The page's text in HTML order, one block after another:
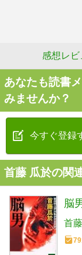
感想レビ
あなたも読書
みませんか？
今すぐ登録
首藤 瓜於の関
脳
首